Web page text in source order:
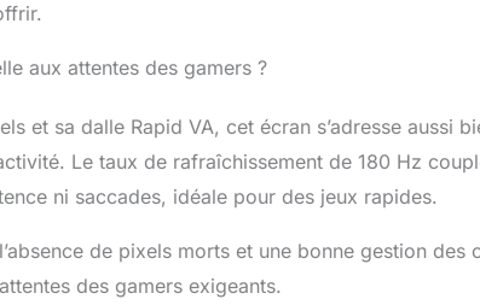
aux attentes des gamers ?
et sa dalle Rapid VA, cet écran s’adresse aussi
Le taux de rafraîchissement de 180 Hz
ni saccades, idéale pour des jeux rapides.
de pixels morts et une bonne gestion des
des gamers exigeants.